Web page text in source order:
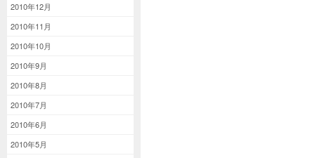
2010年12月
2010年11月
2010年10月
2010年9月
2010年8月
2010年7月
2010年6月
2010年5月